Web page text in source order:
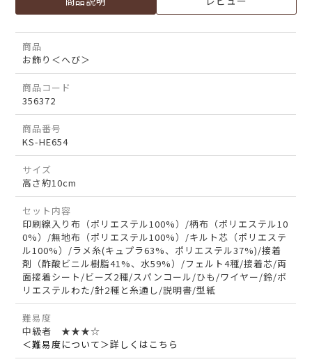
商品
お飾り＜へび＞
商品コード
356372
商品番号
KS-HE654
サイズ
高さ約10cm
セット内容
印刷線入り布（ポリエステル100%）/柄布（ポリエステル10
0%）/無地布（ポリエステル100%）/キルト芯（ポリエステ
ル100%）/ラメ糸(キュプラ63%、ポリエステル37%)/接着
剤（酢酸ビニル樹脂41%、水59%）/フェルト4種/接着芯/両
面接着シート/ビーズ2種/スパンコール/ひも/ワイヤー/鈴/ポ
リエステルわた/針2種と糸通し/説明書/型紙
難易度
中級者 ★★★☆
＜難易度について＞詳しくはこちら